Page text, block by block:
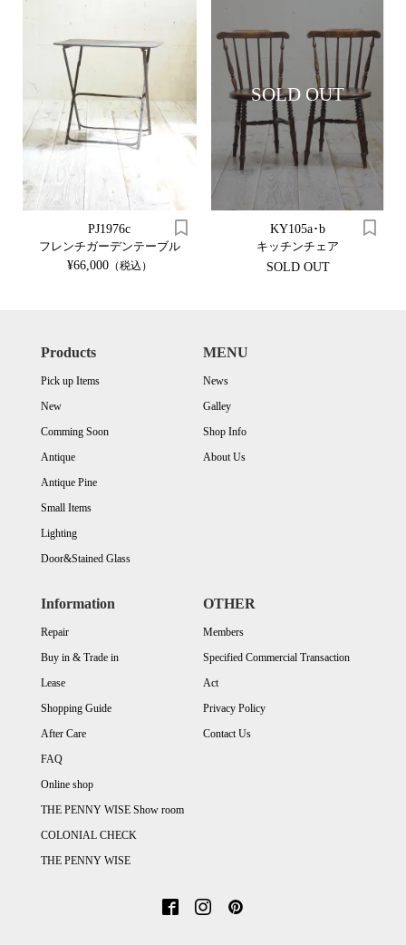
PJ1976c
フレンチガーデンテーブル
¥66,000（税込）
SOLD OUT
KY105a･b
キッチンチェア
SOLD OUT
Products
Pick up Items
New
Comming Soon
Antique
Antique Pine
Small Items
Lighting
Door&Stained Glass
MENU
News
Galley
Shop Info
About Us
Information
Repair
Buy in & Trade in
Lease
Shopping Guide
After Care
FAQ
Online shop
THE PENNY WISE Show room
COLONIAL CHECK
THE PENNY WISE
OTHER
Members
Specified Commercial Transaction
Act
Privacy Policy
Contact Us